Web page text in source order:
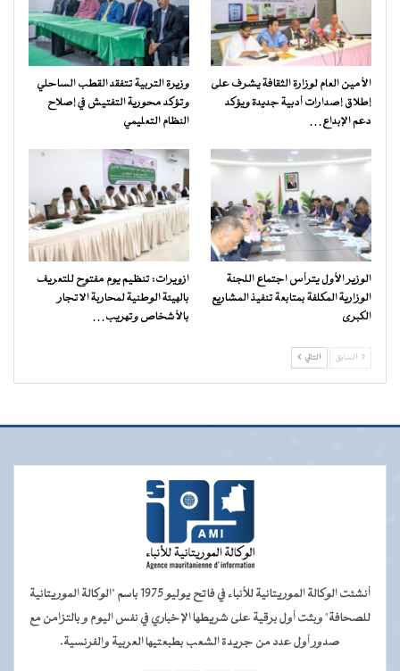
الأمين العام لوزارة الثقافة يشرف على
إطلاق إصدارات أدبية جديدة ويؤكد
دعم الإبداع…
وزيرة التربية تتفقد القطب الساحلي
وتؤكد محورية التفتيش في إصلاح
النظام التعليمي
الوزير الأول يترأس اجتماع اللجنة
الوزارية المكلفة بمتابعة تنفيذ المشاريع
الكبرى
ازويرات: تنظيم يوم مفتوح للتعريف
بالهيئة الوطنية لمحاربة الاتجار
بالأشخاص وتهريب…
السابق التالي
أنشئت الوكالة الموريتانية للأنباء في فاتح يوليو 1975 باسم "الوكالة الموريتانية
للصحافة" وبثت أول برقية على شريطها الإخباري في نفس اليوم و بالتزامن مع
صدور أول عدد من جريدة الشعب بطبعتيها العربية والفرنسية.